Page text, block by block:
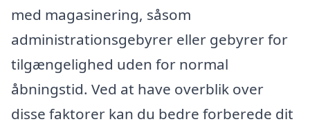
med magasinering, såsom
administrationsgebyrer eller gebyrer for
tilgængelighed uden for normal
åbningstid. Ved at have overblik over
disse faktorer kan du bedre forberede dit